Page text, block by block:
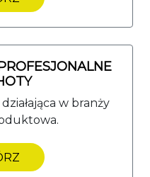
w branży